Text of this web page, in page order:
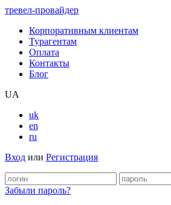
тревел-провайдер
Корпоративным клиентам
Турагентам
Оплата
Контакты
Блог
UA
uk
en
ru
Вход или Регистрация
Забыли пароль?